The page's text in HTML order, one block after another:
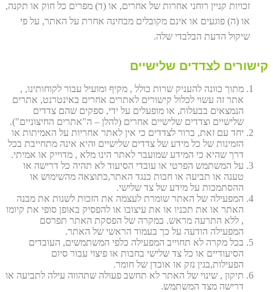
זכויות קניין רוחני אחרות של אחרים, או (ד) מפרים כל חוק או תקנה,
או (ה) פוגעים או אינם מקובלים מבחינה אחרת על האתר, על פי
שיקול הדעת הבלבדי שלה.
קישורים לצדדים שלישיים
מתוך כוונה להעניק שרות כולל , מקיף ומועיל עבור לקוחותינו, ,
אתר זה עשוי לכלול קישורים לאתרים אחרים באינטרנט, אתרים
הנמצאים בבעלות, או מופעלים על ידי, ספקים שהם צדדים
שלישיים וצדדים שלישיים אחרים (להלן – ה"אתרים החיצוניים").
יחד עם זאת, ברור לצדדים כי אין לאתר אחריות על האמיתות או
הזמינות של כל מידע של צדדים שלישיים והיא אינה מתחייבת בכל
דרך שהיא כי המידע שמועבר לאתר הינו מלא , מדוייק או אמיתי.
על המשתמש הפרטי או עובדי הסיעוד לא תהיה כל דרישה או
טענה או תביעה או חבות כנגד האתר,כתוצאה מהשימוש או
ההסתמכות על מידע של צד שלישי.
המפעילה של האתר שומרת לעצמה את הזכות לשנות את מבנה
האתר או את תכניו או את עיצובו או להפסיק באופן סופי את קיומו
, ללא התרעה מראש. במקרה של הפסקת האתר תפרסם
המפעילה הודעה על כך בעמוד הראשי של האתר.
בכל מקרה לא תחוייב המפעילה כלפי המשתמשים, העובדים
הסיעודיים או כל צד שלישי בחבות או פיצוי עבור סיום
הפעילות,בגין נזק או אובדן של חומר.
תיקון , שינוי של האתר לא תחשב פעולה שתהווה עילה לתביעה או
דרישה מצד המשתמש.